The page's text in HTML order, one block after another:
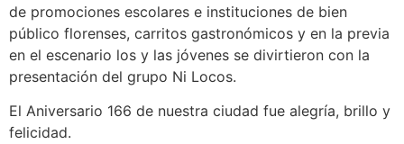
de promociones escolares e instituciones de bien
público florenses, carritos gastronómicos y en la previa
en el escenario los y las jóvenes se divirtieron con la
presentación del grupo Ni Locos.
El Aniversario 166 de nuestra ciudad fue alegría, brillo y
felicidad.